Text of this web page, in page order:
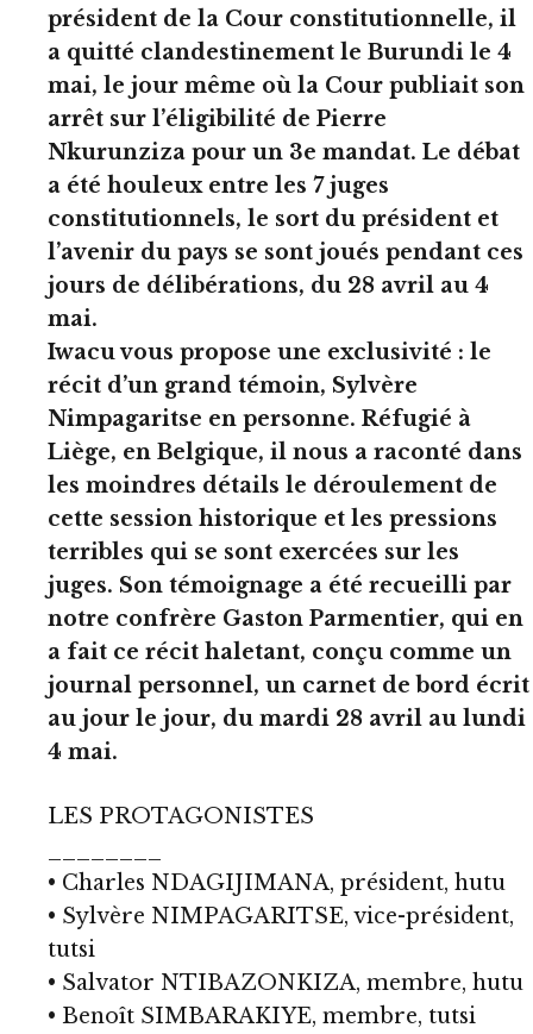
président de la Cour constitutionnelle, il
a quitté clandestinement le Burundi le 4
mai, le jour même où la Cour publiait son
arrêt sur l’éligibilité de Pierre
Nkurunziza pour un 3e mandat. Le débat
a été houleux entre les 7 juges
constitutionnels, le sort du président et
l’avenir du pays se sont joués pendant ces
jours de délibérations, du 28 avril au 4
mai.
Iwacu vous propose une exclusivité : le
récit d’un grand témoin, Sylvère
Nimpagaritse en personne. Réfugié à
Liège, en Belgique, il nous a raconté dans
les moindres détails le déroulement de
cette session historique et les pressions
terribles qui se sont exercées sur les
juges. Son témoignage a été recueilli par
notre confrère Gaston Parmentier, qui en
a fait ce récit haletant, conçu comme un
journal personnel, un carnet de bord écrit
au jour le jour, du mardi 28 avril au lundi
4 mai.
LES PROTAGONISTES
• Charles NDAGIJIMANA, président, hutu
• Sylvère NIMPAGARITSE, vice-président,
tutsi
• Salvator NTIBAZONKIZA, membre, hutu
• Benoît SIMBARAKIYE, membre, tutsi